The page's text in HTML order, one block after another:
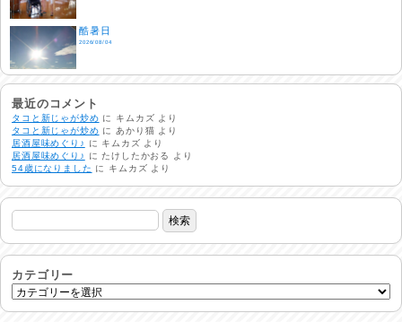
酷暑日
2026/08/04
明日で一週間
2026/08/03
熱中症注意
2026/08/02
非常時には…
2026/08/01
生活支援情報
24時間体制
最近のコメント
タコと新じゃが炒め に キムカズ より
タコと新じゃが炒め に あかり猫 より
居酒屋味めぐり♪
に キムカズ より
居酒屋味めぐり♪
にたけしたかおる
より
54歳になりました に キムカズ より
カテゴリー